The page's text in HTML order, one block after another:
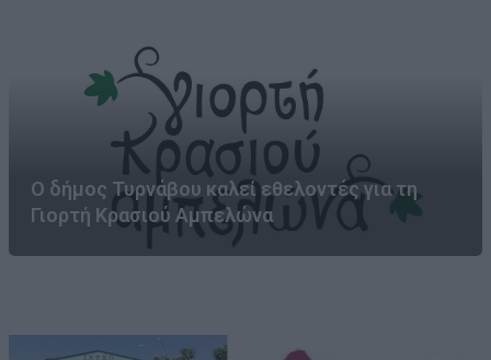
Ο δήμος Τυρνάβου καλεί εθελοντές για τη
Γιορτή Κρασιού Αμπελώνα